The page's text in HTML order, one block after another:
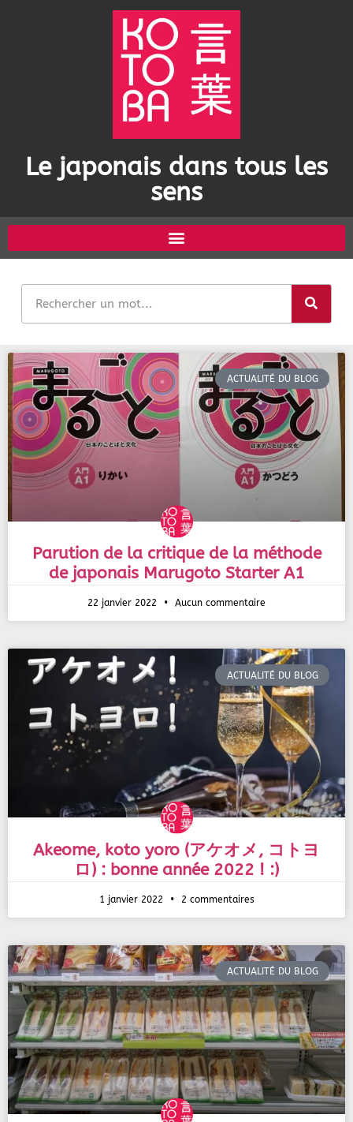
Le japonais dans tous les
sens
ACTUALITÉ DU BLOG
Parution de la critique de la méthode
de japonais Marugoto Starter A1
22 janvier 2022 Aucun commentaire
ACTUALITÉ DU BLOG
Akeome, koto yoro (アケオメ, コトヨ
ロ) : bonne année 2022 ! :)
1 janvier 2022 2 commentaires
ACTUALITÉ DU BLOG